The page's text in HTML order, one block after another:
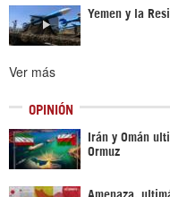
Yemen y la
Ver más
OPINIÓN
Irán y Omán
Ormuz
Amenaza,